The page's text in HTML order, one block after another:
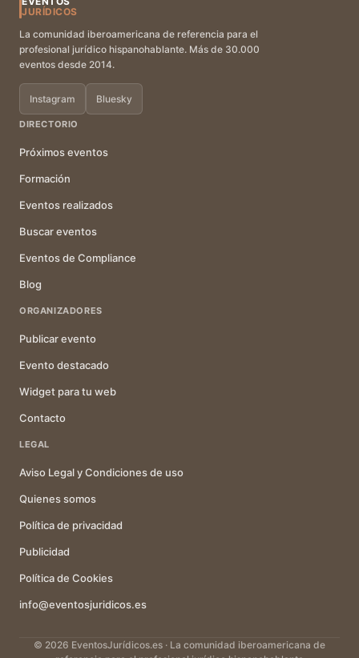
JURÍDICOS
La comunidad iberoamericana de referencia para el
profesional jurídico hispanohablante. Más de 30.000
eventos desde 2014.
Instagram Bluesky
DIRECTORIO
Próximos eventos
Formación
Eventos realizados
Buscar eventos
Eventos de Compliance
Blog
ORGANIZADORES
Publicar evento
Evento destacado
Widget para tu web
Contacto
LEGAL
Aviso Legal y Condiciones de uso
Quienes somos
Política de privacidad
Publicidad
Política de Cookies
info@eventosjuridicos.es
© 2026 EventosJurídicos.es · La comunidad iberoamericana de